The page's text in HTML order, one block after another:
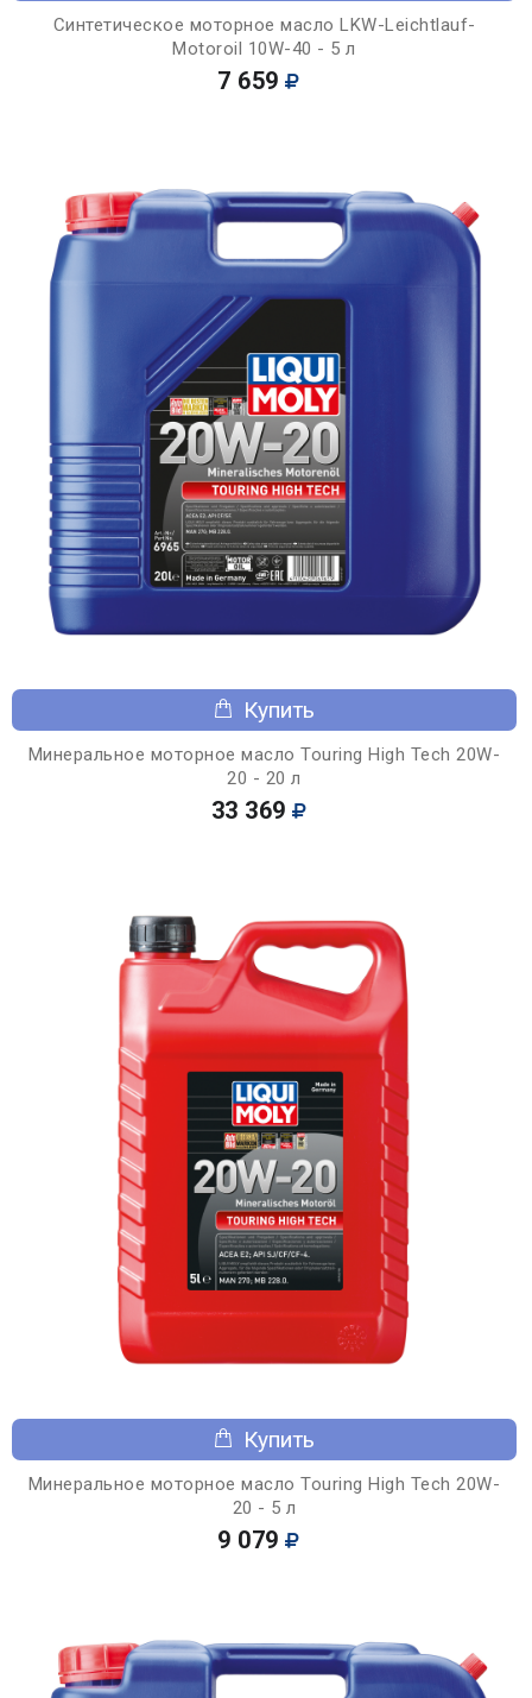
Синтетическое моторное масло LKW-Leichtlauf-
Motoroil 10W-40 - 5 л
7 659
Купить
Минеральное моторное масло Touring High Tech 20W-
20 - 20 л
33 369
Купить
Минеральное моторное масло Touring High Tech 20W-
20 - 5 л
9 079